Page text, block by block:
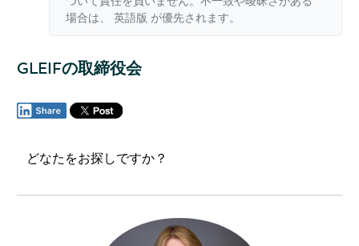
場合は、 英語版 が優先されます。
GLEIFの取締役会